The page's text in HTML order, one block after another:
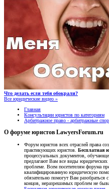
Что делать если тебя обокрали?
Все юридические видео »
Главная
Консультации юристов по категориям
Арбитражное право - арбитражные
О форуме юристов LawyersForum.ru
Форум юристов всех отраслей права
практикующих юристов. Бесплатная
процессуальных документов,
предлагают Вам все виды
проблеме. Всем посетителям форума
квалифицированную юридическую
обязательно помогут Вам
концов, неразрешимых проблем не